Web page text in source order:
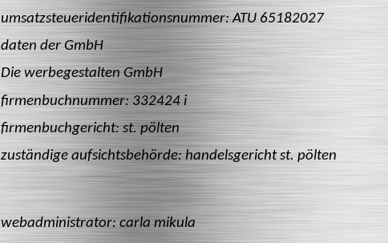
umsatzsteueridentifikationsnummer: ATU 65182027
daten der GmbH
Die werbegestalten GmbH
firmenbuchnummer: 332424 i
firmenbuchgericht: st. pölten
zuständige aufsichtsbehörde: handelsgericht st. pölten
webadministrator: carla mikula